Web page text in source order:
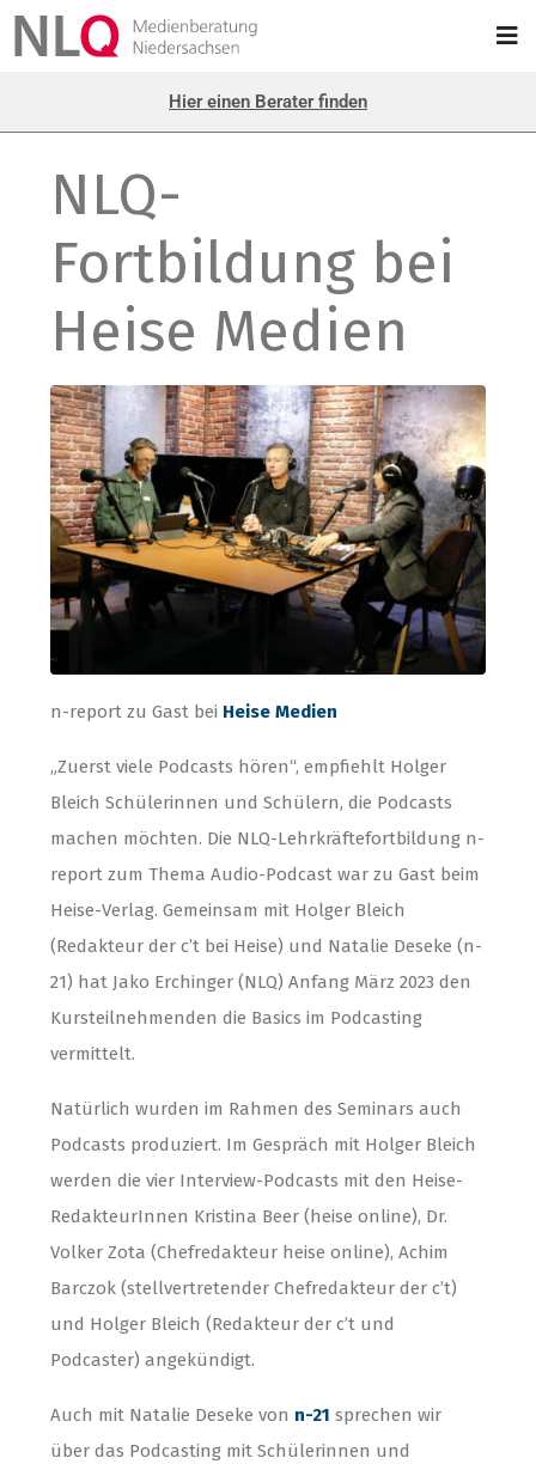
Hier einen Berater finden
NLQ-
Fortbildung bei
Heise Medien
n-report zu Gast bei Heise Medien
„Zuerst viele Podcasts hören“, empfiehlt Holger
Bleich Schülerinnen und Schülern, die Podcasts
machen möchten. Die NLQ-Lehrkräftefortbildung n-
report zum Thema Audio-Podcast war zu Gast beim
Heise-Verlag. Gemeinsam mit Holger Bleich
(Redakteur der c’t bei Heise) und Natalie Deseke (n-
21) hat Jako Erchinger (NLQ) Anfang März 2023 den
Kursteilnehmenden die Basics im Podcasting
vermittelt.
Natürlich wurden im Rahmen des Seminars auch
Podcasts produziert. Im Gespräch mit Holger Bleich
werden die vier Interview-Podcasts mit den Heise-
RedakteurInnen Kristina Beer (heise online), Dr.
Volker Zota (Chefredakteur heise online), Achim
Barczok (stellvertretender Chefredakteur der c’t)
und Holger Bleich (Redakteur der c’t und
Podcaster) angekündigt.
Auch mit Natalie Deseke von n-21 sprechen wir
über das Podcasting mit Schülerinnen und